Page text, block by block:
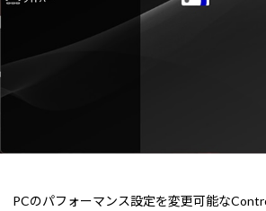
PCのパフォーマンス設定を変更可能な